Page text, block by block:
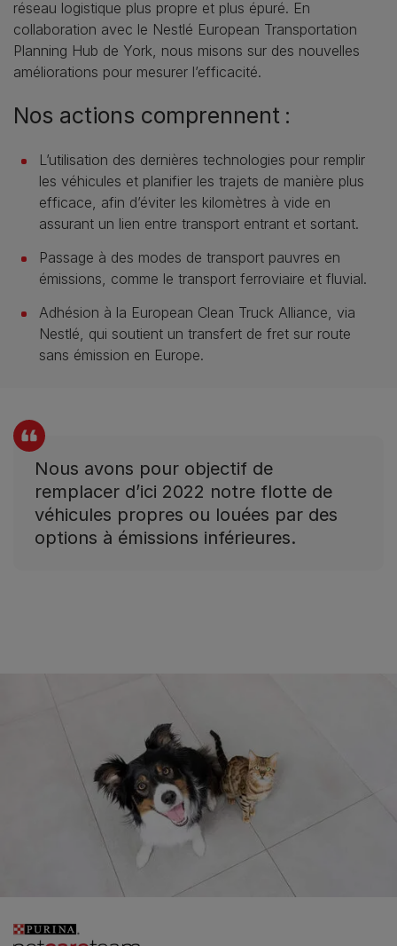
réseau logistique plus propre et plus épuré. En
collaboration avec le Nestlé European Transportation
Planning Hub de York, nous misons sur des nouvelles
améliorations pour mesurer l’efficacité.
Nos actions comprennent :
L’utilisation des dernières technologies pour remplir
les véhicules et planifier les trajets de manière plus
efficace, afin d’éviter les kilomètres à vide en
assurant un lien entre transport entrant et sortant.
Passage à des modes de transport pauvres en
émissions, comme le transport ferroviaire et fluvial.
Adhésion à la European Clean Truck Alliance, via
Nestlé, qui soutient un transfert de fret sur route
sans émission en Europe.
Nous avons pour objectif de
remplacer d’ici 2022 notre flotte de
véhicules propres ou louées par des
options à émissions inférieures.